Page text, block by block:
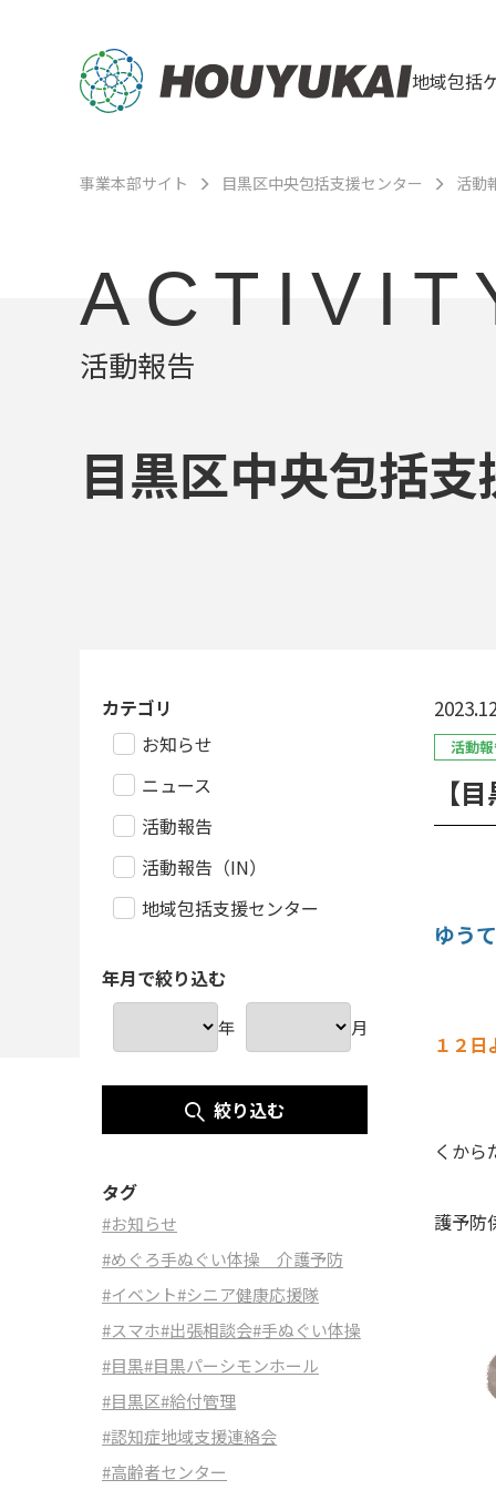
地域包括
事業本部サイト 目黒区中央包括支援センター 活動
活動報告
目黒区中央包括
活動
【
ゆう
１２日
カテゴリ
お知らせ
ニュース
活動報告
活動報告（IN）
地域包括支援センター
年月で絞り込む
年 月
絞り込む
タグ
#お知らせ
#めぐろ手ぬぐい体操 介護予防
#イベント#シニア健康応援隊
#スマホ#出張相談会#手ぬぐい体操
#目黒#目黒パーシモンホール
#目黒区#給付管理
#認知症地域支援連絡会
#高齢者センター